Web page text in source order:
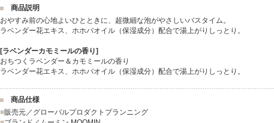
商品説明
おやすみ前の心地よいひとときに、超微細な泡がやさしいバスタイム。
ラベンダー花エキス、ホホバオイル（保湿成分）配合で湯上がりしっとり。
[ラベンダーカモミールの香り]
おちつくラベンダー＆カモミールの香り
ラベンダー花エキス、ホホバオイル（保湿成分）配合で湯上がりしっとり。
商品仕様
■販売元／グローバルプロダクトプランニング